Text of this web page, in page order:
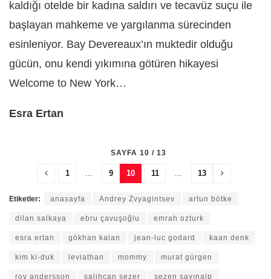
kaldığı otelde bir kadına saldırı ve tecavüz suçu ile
başlayan mahkeme ve yargılanma sürecinden
esinleniyor. Bay Devereaux’ın muktedir olduğu
gücün, onu kendi yıkımına götüren hikayesi
Welcome to New York…
Esra Ertan
SAYFA 10 / 13
1 ... 9 10 11 ... 13
Etiketler: anasayfa Andrey Zvyagintsev artun bötke
dilan salkaya ebru çavuşoğlu emrah ozturk
esra ertan gökhan kalan jean-luc godard kaan denk
kim ki-duk leviathan mommy murat gürgen
roy andersson salihcan sezer sezen sayınalp